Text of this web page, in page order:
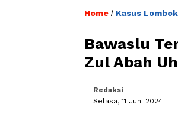
Home / Kasus
Bawaslu
Zul Abah
Redaksi
Selasa, 11 Juni 2024